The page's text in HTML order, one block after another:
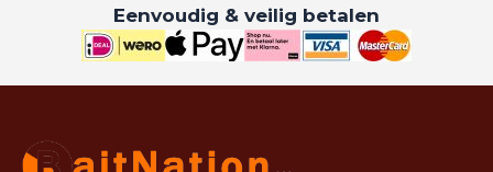
Eenvoudig & veilig betalen